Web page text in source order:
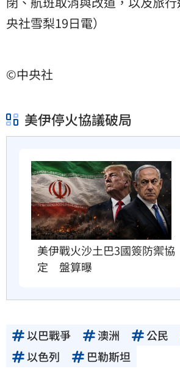
央社雪梨19日電）
©中央社
美伊停火協議破局
美伊戰火沙土巴3國簽防禦協
定　盤算曝
以巴戰爭 澳洲 公民
以色列
巴勒斯坦